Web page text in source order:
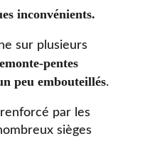
inconvénients.
sur plusieurs
pentes
peu embouteillés.
par les
sièges